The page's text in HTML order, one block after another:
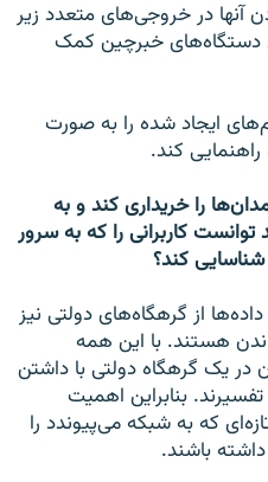
آنها در خروجی‌های متعدد زیر
خبرچین کمک
ایجاد شده را به صورت
کند.
را خريداری کند و به
کاربرانی را که به سرور
شناسايی کند؟
از گرهگاه‌های دولتی نيز
هستند. با اين همه
در يک گرهگاه دولتی با داشتن
بنابراين اهميت
که به شبکه می‌پيوندد را
باشند.